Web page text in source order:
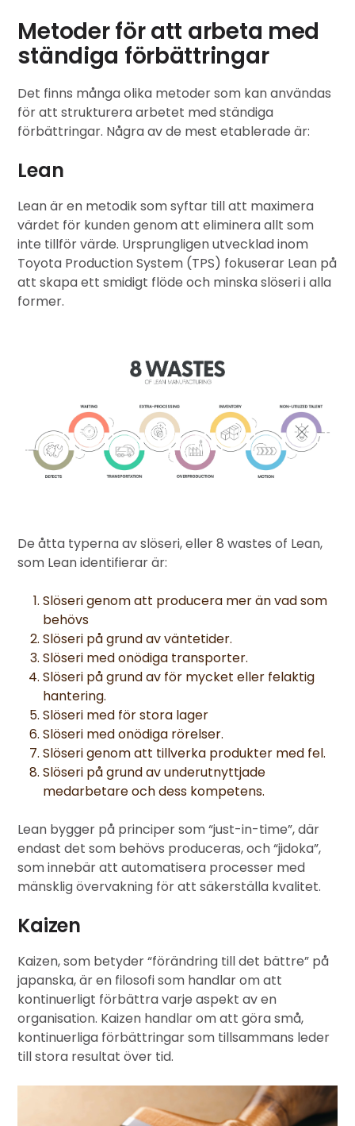
Metoder för att arbeta med
ständiga förbättringar
Det finns många olika metoder som kan användas
för att strukturera arbetet med ständiga
förbättringar. Några av de mest etablerade är:
Lean
Lean är en metodik som syftar till att maximera
värdet för kunden genom att eliminera allt som
inte tillför värde. Ursprungligen utvecklad inom
Toyota Production System (TPS) fokuserar Lean på
att skapa ett smidigt flöde och minska slöseri i alla
former.
De åtta typerna av slöseri, eller 8 wastes of Lean,
som Lean identifierar är:
Slöseri genom att producera mer än vad som
behövs
Slöseri på grund av väntetider.
Slöseri med onödiga transporter.
Slöseri på grund av för mycket eller felaktig
hantering.
Slöseri med för stora lager
Slöseri med onödiga rörelser.
Slöseri genom att tillverka produkter med fel.
Slöseri på grund av underutnyttjade
medarbetare och dess kompetens.
Lean bygger på principer som “just-in-time”, där
endast det som behövs produceras, och “jidoka”,
som innebär att automatisera processer med
mänsklig övervakning för att säkerställa kvalitet.
Kaizen
Kaizen, som betyder “förändring till det bättre” på
japanska, är en filosofi som handlar om att
kontinuerligt förbättra varje aspekt av en
organisation. Kaizen handlar om att göra små,
kontinuerliga förbättringar som tillsammans leder
till stora resultat över tid.